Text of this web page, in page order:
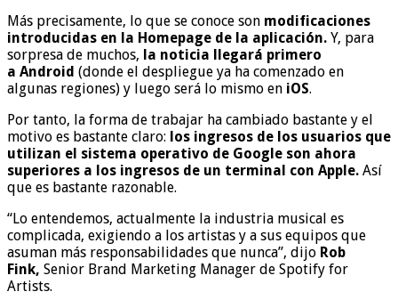
Más precisamente, lo que se conoce son modificaciones
introducidas en la Homepage de la aplicación. Y, para
sorpresa de muchos, la noticia llegará primero
a Android (donde el despliegue ya ha comenzado en
algunas regiones) y luego será lo mismo en iOS.
Por tanto, la forma de trabajar ha cambiado bastante y el
motivo es bastante claro: los ingresos de los usuarios que
utilizan el sistema operativo de Google son ahora
superiores a los ingresos de un terminal con Apple. Así
que es bastante razonable.
“Lo entendemos, actualmente la industria musical es
complicada, exigiendo a los artistas y a sus equipos que
asuman más responsabilidades que nunca”, dijo Rob
Fink, Senior Brand Marketing Manager de Spotify for
Artists.